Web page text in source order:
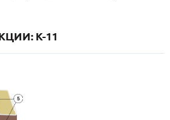
K-11